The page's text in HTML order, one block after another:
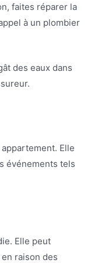
faites réparer la
à un plombier
des eaux dans
Elle
événements tels
Elle peut
raison des